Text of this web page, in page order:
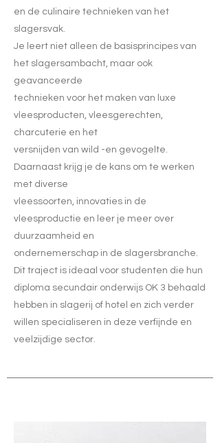
en de culinaire technieken van het
slagersvak.
Je leert niet alleen de basisprincipes van
het slagersambacht, maar ook
geavanceerde
technieken voor het maken van luxe
vleesproducten, vleesgerechten,
charcuterie en het
versnijden van wild -en gevogelte.
Daarnaast krijg je de kans om te werken
met diverse
vleessoorten, innovaties in de
vleesproductie en leer je meer over
duurzaamheid en
ondernemerschap in de slagersbranche.
Dit traject is ideaal voor studenten die hun
diploma secundair onderwijs OK 3 behaald
hebben in slagerij of hotel en zich verder
willen specialiseren in deze verfijnde en
veelzijdige sector.